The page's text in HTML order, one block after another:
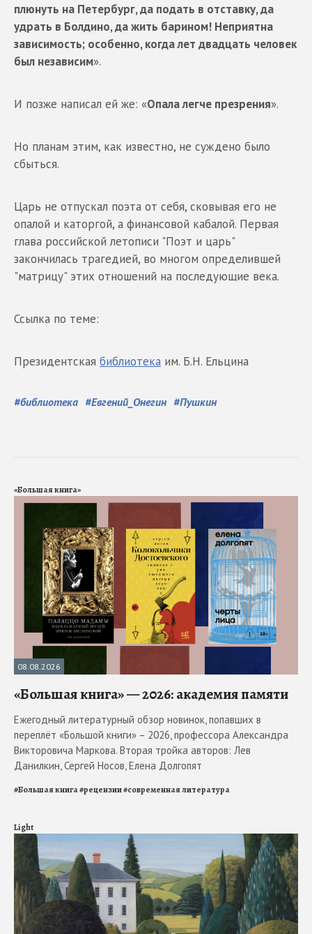
плюнуть на Петербург, да подать в отставку, да
удрать в Болдино, да жить барином! Неприятна
зависимость; особенно, когда лет двадцать человек
был независим».
И позже написал ей же: «Опала легче презрения».
Но планам этим, как известно, не суждено было
сбыться.
Царь не отпускал поэта от себя, сковывая его не
опалой и каторгой, а финансовой кабалой. Первая
глава российской летописи "Поэт и царь"
закончилась трагедией, во многом определившей
"матрицу" этих отношений на последующие века.
Ссылка по теме:
Президентская библиотека им. Б.Н. Ельцина
#библиотека #Евгений_Онегин #Пушкин
«Большая книга»
08.08.2026
«Большая книга» — 2026: академия памяти
Ежегодный литературный обзор новинок, попавших в
переплёт «Большой книги» – 2026, профессора Александра
Викторовича Маркова. Вторая тройка авторов: Лев
Данилкин, Сергей Носов, Елена Долгопят
#Большая книга#рецензии#современная литература
Light